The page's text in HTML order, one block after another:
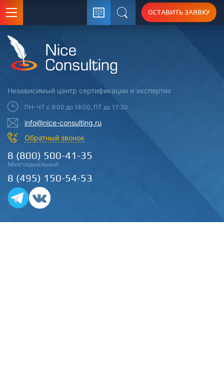
Поиск
ОСТАВИТЬ ЗАЯВКУ
Независимый центр сертификации и экспертиз
ПН-ЧТ с 9:00 до 18:00, ПТ до 17:30
info@nice-consulting.ru
Обратный звонок
8 (800) 500-41-35
Многоканальный
8 (495) 150-54-53